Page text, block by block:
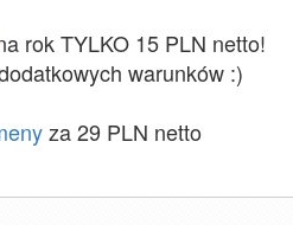
rok TYLKO 15 PLN netto!
warunków :)
za 29 PLN netto